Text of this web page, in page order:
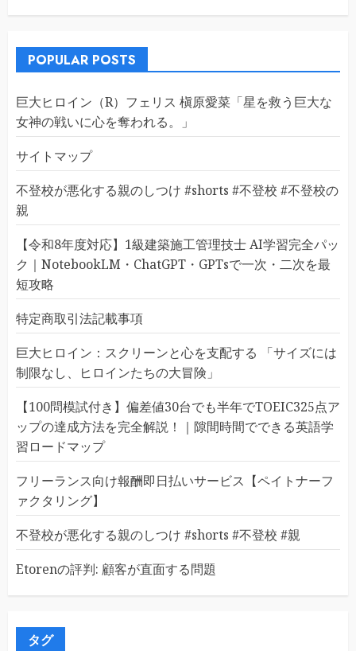
POPULAR POSTS
巨大ヒロイン（R）フェリス 槇原愛菜「星を救う巨大な
女神の戦いに心を奪われる。」
サイトマップ
不登校が悪化する親のしつけ #shorts #不登校 #不登校の
親
【令和8年度対応】1級建築施工管理技士 AI学習完全パッ
ク｜NotebookLM・ChatGPT・GPTsで一次・二次を最
短攻略
特定商取引法記載事項
巨大ヒロイン：スクリーンと心を支配する 「サイズには
制限なし、ヒロインたちの大冒険」
【100問模試付き】偏差値30台でも半年でTOEIC325点ア
ップの達成方法を完全解説！｜隙間時間でできる英語学
習ロードマップ
フリーランス向け報酬即日払いサービス【ペイトナーフ
ァクタリング】
不登校が悪化する親のしつけ #shorts #不登校 #親
Etorenの評判: 顧客が直面する問題
タグ